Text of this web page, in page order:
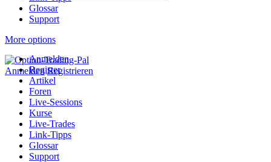
Glossar
Support
More options
Anmelden Registrieren
Anmelden
Register
Artikel
Foren
Live-Sessions
Kurse
Live-Trades
Link-Tipps
Glossar
Support